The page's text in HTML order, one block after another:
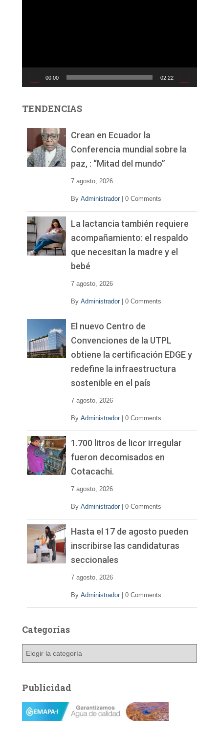
c
d
00:00 02:22
TENDENCIAS
Crean en Ecuador la
Conferencia mundial sobre la
paz, : “Mitad del mundo”
7 agosto, 2026
By Administrador 0 Comments
La lactancia también requiere
acompañamiento: el respaldo
que necesitan la madre y el
bebé
7 agosto, 2026
By Administrador 0 Comments
El nuevo Centro de
Convenciones de la UTPL
obtiene la certificación EDGE y
redefine la infraestructura
sostenible en el país
7 agosto, 2026
By Administrador 0 Comments
1.700 litros de licor irregular
fueron decomisados en
Cotacachi.
7 agosto, 2026
By Administrador 0 Comments
Hasta el 17 de agosto pueden
inscribirse las candidaturas
seccionales
7 agosto, 2026
By Administrador 0 Comments
Categorías
g
o
Publicidad